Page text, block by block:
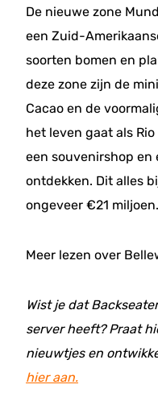
De nieuwe zone
een Zuid-
soorten bomen en
deze zone zijn de
Cacao en de
het leven gaat als
een souvenirshop
ontdekken. Dit alles
ongeveer €21 miljoen.
Meer lezen over
Wist je dat
server heeft? Praat
nieuwtjes en
hier aan.